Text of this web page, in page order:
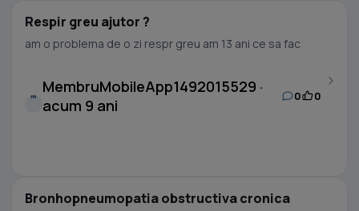
Respir greu ajutor ?
am o problema de o zi respr greu am 13 ani ce sa fac
M
MembruMobileApp1492015529 ·
acum 9 ani
0 0
Bronhopneumopatia obstructiva cronica